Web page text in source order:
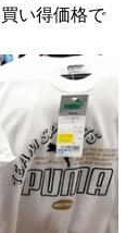
い得価格で